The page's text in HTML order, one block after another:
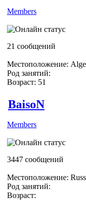
Members
21 сообщений
Местоположение:
Род занятий:
Возраст: 51
BaisoN
Members
3447 сообщений
Местоположение:
Род занятий:
Возраст: